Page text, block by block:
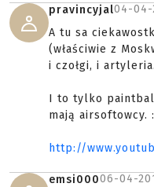
pravincyjal04-04-
A tu sa
(właściwie z
i czołgi, i
I to tylko
mają airsoftowcy.
http://
emsi00006-04-